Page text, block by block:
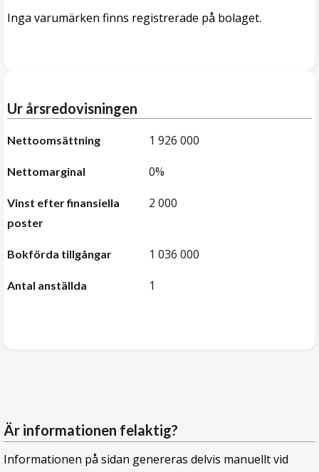
Inga varumärken finns registrerade på bolaget.
Ur årsredovisningen
Nettoomsättning 1 926 000
Nettomarginal 0%
Vinst efter finansiella
poster
2 000
Bokförda tillgångar 1 036 000
Antal anställda 1
Är informationen felaktig?
Informationen på sidan genereras delvis manuellt vid